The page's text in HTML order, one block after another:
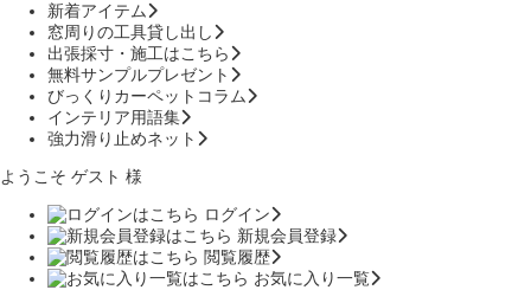
新着アイテム
窓周りの工具貸し出し
出張採寸・施工はこちら
無料サンプルプレゼント
びっくりカーペットコラム
インテリア用語集
強力滑り止めネット
ようこそ ゲスト 様
ログイン
新規会員登録
閲覧履歴
お気に入り一覧